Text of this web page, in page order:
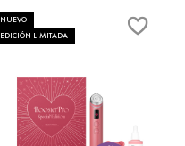
NUEVO
EDICIÓN LIMITADA